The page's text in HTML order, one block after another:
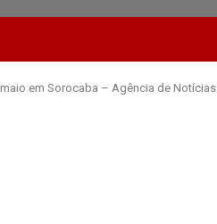
em Sorocaba – Agência de Notícias